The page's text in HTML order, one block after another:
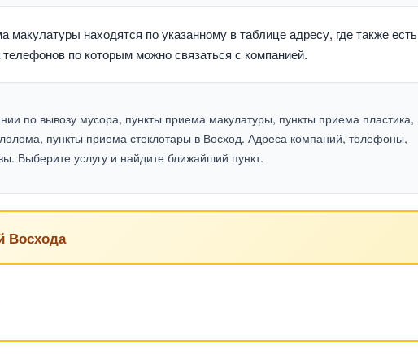
макулатуры находятся по указанному в таблице адресу, где также есть
по которым можно связаться с компанией.
по вывозу мусора, пункты приема макулатуры, пункты приема пластика,
пункты приема стеклотары в Восход. Адреса компаний, телефоны,
Выберите услугу и найдите ближайший пункт.
Восхода